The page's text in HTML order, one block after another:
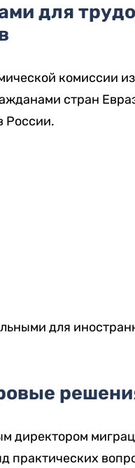
для
комиссии
стран
России.
для
директором
практических